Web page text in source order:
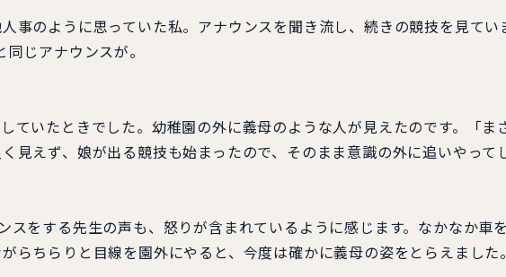
事のように思っていた私。アナウンスを聞き流し、続きの競技を見てい
じアナウンスが。
ていたときでした。幼稚園の外に義母のような人が見えたのです。「ま
見えず、娘が出る競技も始まったので、そのまま意識の外に追いやって
スをする先生の声も、怒りが含まれているように感じます。なかなか車
らちらりと目線を園外にやると、今度は確かに義母の姿をとらえました